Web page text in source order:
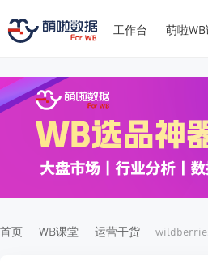
45
工作台 萌啦
首页 WB课堂 运营干货